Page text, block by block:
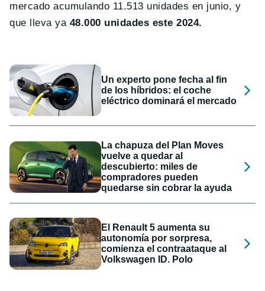
mercado acumulando 11.513 unidades en junio, y
que lleva ya 48.000 unidades este 2024.
Un experto pone fecha al fin
de los híbridos: el coche
eléctrico dominará el mercado
La chapuza del Plan Moves
vuelve a quedar al
descubierto: miles de
compradores pueden
quedarse sin cobrar la ayuda
El Renault 5 aumenta su
autonomía por sorpresa,
comienza el contraataque al
Volkswagen ID. Polo